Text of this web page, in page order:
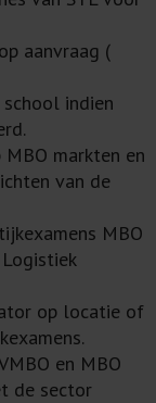
aanvraag (
indien
markten en
van de
MBO
op locatie of
en MBO
de sector